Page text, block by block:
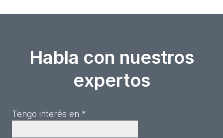
Habla con nuestros
expertos
Tengo interés en *